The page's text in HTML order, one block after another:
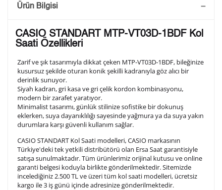
Saatini Kişiselleştir
arka kapağına gravür tekniği ile formda belirtmiş
olduğunuz şekilde işlenecektir.
1. Satır
10
2. Satır
10/ 10
3. Satır
10 / 10
Lütfen font seçiniz
Ürün Bilgisi
CASIO STANDART MTP-VT03D-1BDF Kol
Saati Özellikleri
Zarif ve şık tasarımıyla dikkat çeken MTP-VT03D-1BDF, bileğinize
kusursuz şekilde oturan konik şekilli kadranıyla göz alıcı bir
derinlik sunuyor.
Siyah kadran, gri kasa ve gri çelik kordon kombinasyonu,
modern bir zarafet yaratıyor.
Minimalist tasarımı, günlük stilinize sofistike bir dokunuş
eklerken, suya dayanıklılığı sayesinde yağmura ya da suya yakın
durumlara karşı güvenli kullanım sağlar.
CASIO STANDART Kol Saati modelleri, CASIO markasının
Türkiye'deki tek yetkili distribütörü olan Ersa Saat garantisiyle
satışa sunulmaktadır. Tüm ürünlerimiz orijinal kutusu ve online
garanti belgesi koduyla birlikte gönderilmektedir. Sitemizde
incelediğiniz 2.500 TL ve üzeri tüm kol saati modelleri, ücretsiz
kargo ile 3 iş günü içinde adresinize gönderilmektedir.